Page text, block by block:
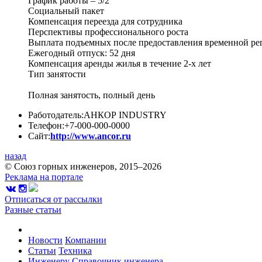
Социальный пакет
Компенсация переезда для сотрудника
Перспективы профессионального роста
Выплата подъемных после предоставления временной
Ежегодный отпуск: 52 дня
Компенсация аренды жилья в течение 2-х лет
Тип занятости
Полная занятость, полный день
Работодатель:АНКОР INDUSTRY
Телефон:+7-000-000-0000
Сайт:http://www.ancor.ru
назад
© Союз горных инженеров, 2015–2026
Реклама на портале
Отписаться от рассылки
Разные статьи
Новости Компании
Статьи Техника